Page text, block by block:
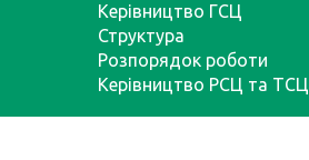
Керівництво ГСЦ
Структура
Розпорядок роботи
Керівництво РСЦ та ТСЦ